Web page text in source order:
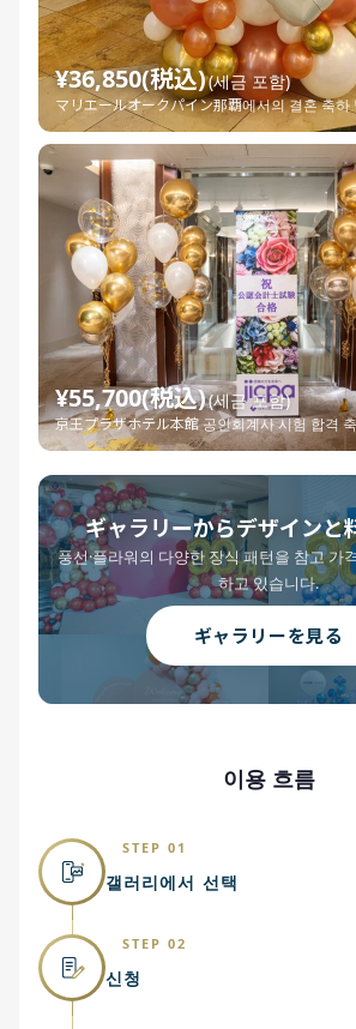
¥36,850(税込)(세금 포함)
マリエールオークパイン那覇에서의 결혼 축하
¥55,700(税込)(세금 포함)
京王プラザホテル本館 공인회계사 시험 합격
ギャラリーからデザインと
풍선·플라워의 다양한 장식 패턴을 참고 가
하고 있습니다.
ギャラリーを見る
이용 흐름
STEP 01
갤러리에서 선택
STEP 02
신청